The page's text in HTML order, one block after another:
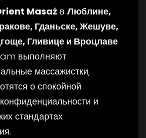
Masaż в Люблине,
Гданьске, Жешуве,
Гливице и Вроцлаве
выполняют
массажистки,
о спокойной
и
стандартах